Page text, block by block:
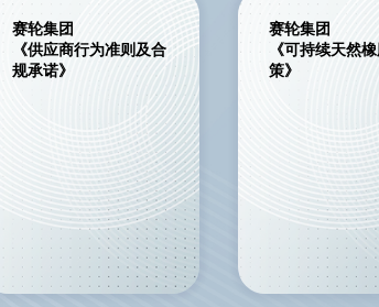
赛轮集团
《供应商行为准则及合
规承诺》
赛轮集团
《可持续天然
策》